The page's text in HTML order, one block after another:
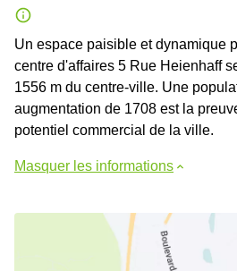
Un espace paisible et dynamique
centre d'affaires 5 Rue Heienhaff
1556 m du centre-ville. Une
augmentation de 1708 est la
potentiel commercial de la ville.
Masquer les informations